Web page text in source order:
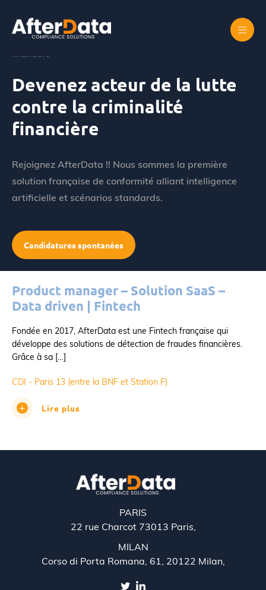
content
financière
Devenez acteur de la lutte
contre la criminalité
financière
Rejoignez AfterData !! Nous sommes la première
solution française de conformité alliant intelligence
artificielle et scénarios standards.
Candidatures spontanées
Product manager – Solution SaaS –
Data driven | Fintech
Fondée en 2017, AfterData est une Fintech française qui
développe des solutions de détection de fraudes financières.
Grâce à sa […]
CDI - Paris 13 (entre la BNF et Station F)
Lire plus
PARIS
22 rue Charcot 73013 Paris,
MILAN
Corso di Porta Romana, 61, 20122 Milan,